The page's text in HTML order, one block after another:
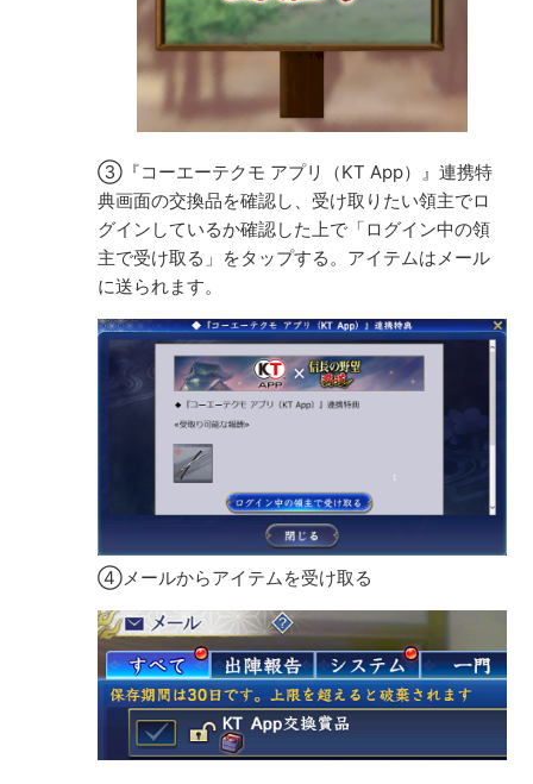
③『コーエーテクモ アプリ（KT App）』連携特
典画面の交換品を確認し、受け取りたい領主でロ
グインしているか確認した上で「ログイン中の領
主で受け取る」をタップする。アイテムはメール
に送られます。
④メールからアイテムを受け取る